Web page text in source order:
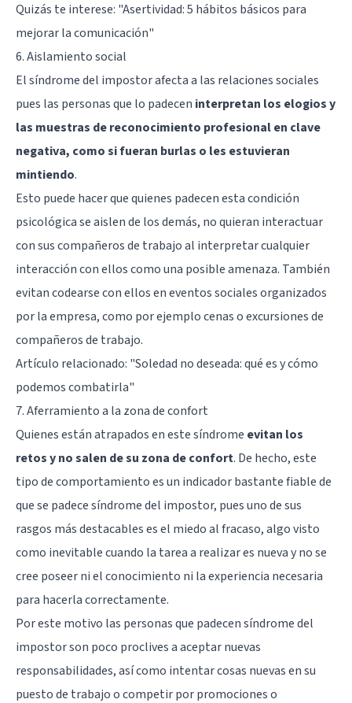
Quizás te interese: "Asertividad: 5 hábitos básicos para
mejorar la comunicación"
6. Aislamiento social
El síndrome del impostor afecta a las relaciones sociales
pues las personas que lo padecen interpretan los elogios y
las muestras de reconocimiento profesional en clave
negativa, como si fueran burlas o les estuvieran
mintiendo.
Esto puede hacer que quienes padecen esta condición
psicológica se aislen de los demás, no quieran interactuar
con sus compañeros de trabajo al interpretar cualquier
interacción con ellos como una posible amenaza. También
evitan codearse con ellos en eventos sociales organizados
por la empresa, como por ejemplo cenas o excursiones de
compañeros de trabajo.
Artículo relacionado: "Soledad no deseada: qué es y cómo
podemos combatirla"
7. Aferramiento a la zona de confort
Quienes están atrapados en este síndrome evitan los
retos y no salen de su zona de confort. De hecho, este
tipo de comportamiento es un indicador bastante fiable de
que se padece síndrome del impostor, pues uno de sus
rasgos más destacables es el miedo al fracaso, algo visto
como inevitable cuando la tarea a realizar es nueva y no se
cree poseer ni el conocimiento ni la experiencia necesaria
para hacerla correctamente.
Por este motivo las personas que padecen síndrome del
impostor son poco proclives a aceptar nuevas
responsabilidades, así como intentar cosas nuevas en su
puesto de trabajo o competir por promociones o